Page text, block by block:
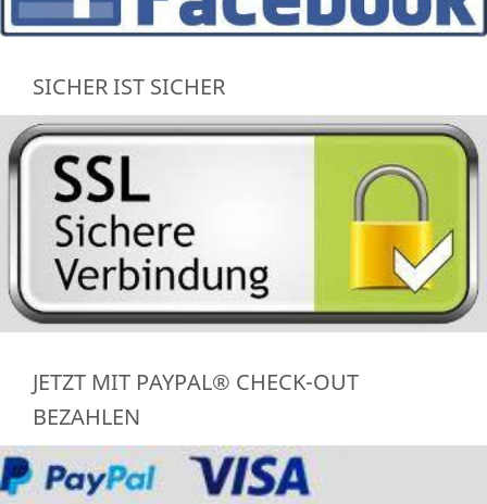
SICHER IST SICHER
JETZT MIT PAYPAL® CHECK-OUT
BEZAHLEN